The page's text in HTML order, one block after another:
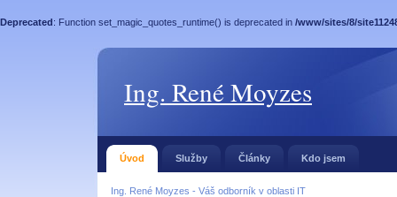
Deprecated: Function set_magic_quotes_runtime() is deprecated in /www/sites/8/
Ing. René Moyzes
Úvod Služby Články Kdo jsem
Ing. René Moyzes - Váš odborník v oblasti IT